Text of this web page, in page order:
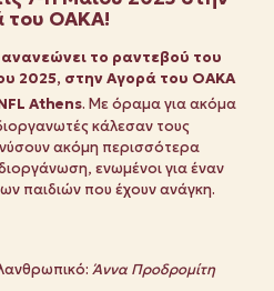
του ΟΑΚΑ!
το ραντεβού του
2025, στην Αγορά του ΟΑΚΑ
Athens. Με όραμα για ακόμα
κάλεσαν τους
ακόμη περισσότερα
ενωμένοι για έναν
παιδιών που έχουν ανάγκη.
Άννα Προδρομίτη